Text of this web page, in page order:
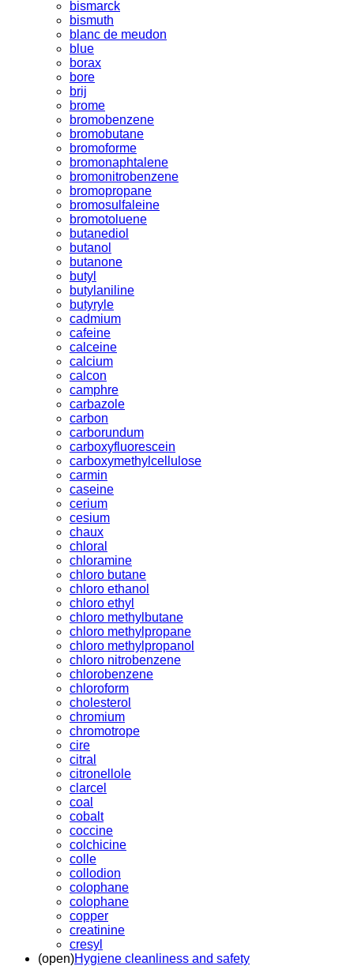
bismarck
bismuth
blanc de meudon
blue
borax
bore
brij
brome
bromobenzene
bromobutane
bromoforme
bromonaphtalene
bromonitrobenzene
bromopropane
bromosulfaleine
bromotoluene
butanediol
butanol
butanone
butyl
butylaniline
butyryle
cadmium
cafeine
calceine
calcium
calcon
camphre
carbazole
carbon
carborundum
carboxyfluorescein
carboxymethylcellulose
carmin
caseine
cerium
cesium
chaux
chloral
chloramine
chloro butane
chloro ethanol
chloro ethyl
chloro methylbutane
chloro methylpropane
chloro methylpropanol
chloro nitrobenzene
chlorobenzene
chloroform
cholesterol
chromium
chromotrope
cire
citral
citronellole
clarcel
coal
cobalt
coccine
colchicine
colle
collodion
colophane
colophane
copper
creatinine
cresyl
(open)Hygiene cleanliness and safety